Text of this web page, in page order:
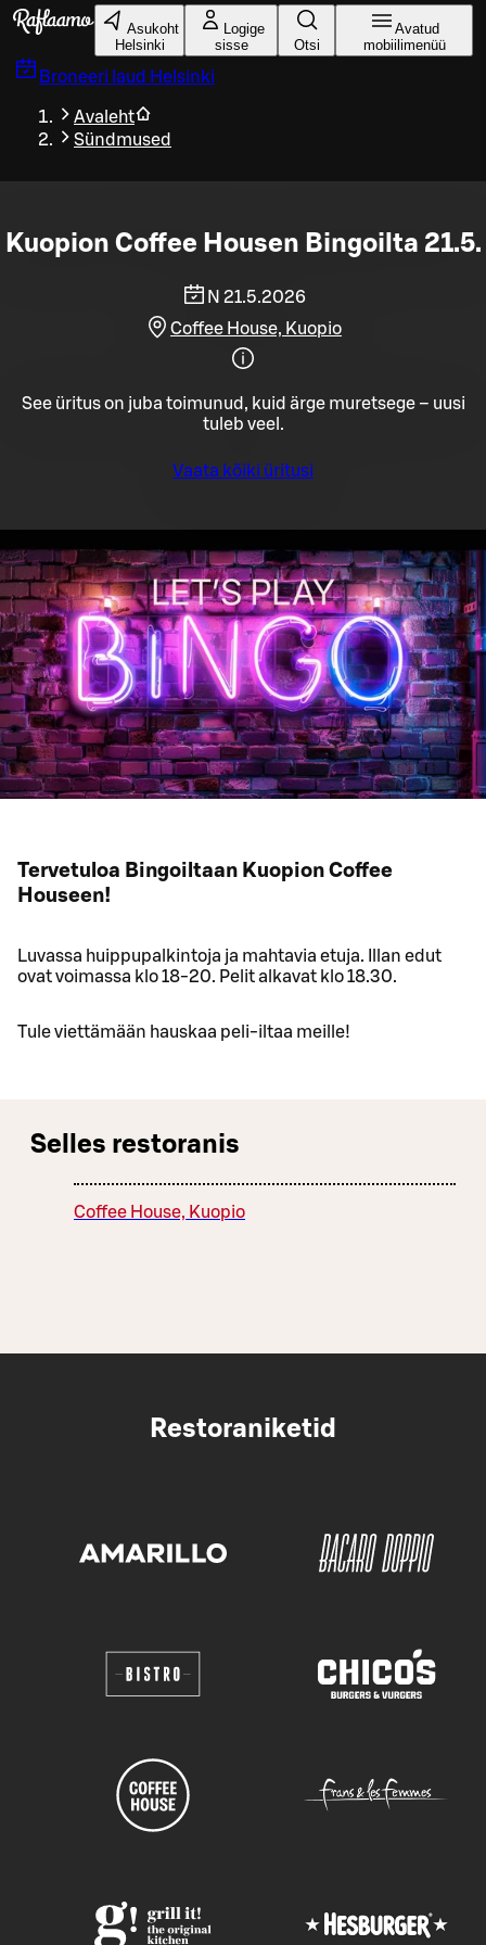
Liigu peamise sisu juurde
Asukoht
Helsinki
Logige
sisse
Otsi
Avatud
mobiilimenüü
Broneeri laud Helsinki
Avaleht
Sündmused
Kuopion Coffee Housen Bingoilta 21.5.
N 21.5.2026
Coffee House, Kuopio
See üritus on juba toimunud, kuid ärge muretsege – uusi
tuleb veel.
Vaata kõiki üritusi
Tervetuloa Bingoiltaan Kuopion Coffee
Houseen!
Luvassa huippupalkintoja ja mahtavia etuja. Illan edut
ovat voimassa klo 18-20. Pelit alkavat klo 18.30.
Tule viettämään hauskaa peli-iltaa meille!
Selles restoranis
Coffee House, Kuopio
Restoraniketid